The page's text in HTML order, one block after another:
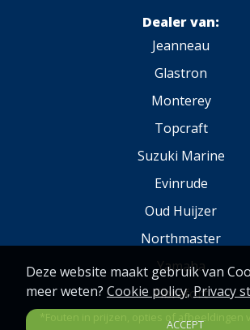
Deze website maakt gebruik van
meer weten? Cookie policy,Privacy
ACCEPT
Dealer van:
Jeanneau
Glastron
Monterey
Topcraft
Suzuki Marine
Evinrude
Oud Huijzer
Northmaster
Yamaha
Fibrafort
*Fouten in prijzen, opties of afbeeldingen